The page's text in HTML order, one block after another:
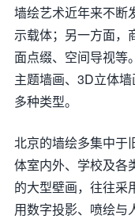
墙绘艺术近年来不断
示载体；另一方面，
面点缀、空间导视等
主题墙画、3D立体
多种类型。
北京的墙绘多集中于
体室内外、学校及各
的大型壁画，往往采
用数字投影、喷绘与